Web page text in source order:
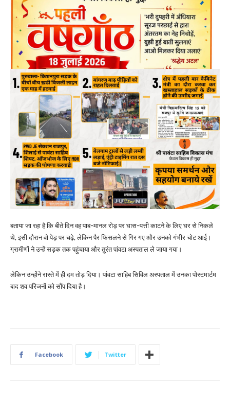
बताया जा रहा है कि बीते दिन वह पाब-मानल रोड़ पर घास-पत्ती काटने के लिए घर से निकले
थे, इसी दौरान वो पेड़ पर चढ़े, लेकिन पैर फिसलने से गिर गए और उनको गंभीर चोट आई।
ग्रामीणों ने उन्हें सड़क तक पहुंचाया और तुरंत पांवटा अस्पताल ले जाया गया।
लेकिन उन्होंने रास्ते में ही दम तोड़ दिया। पांवटा साहिब सिविल अस्पताल में उनका पोस्टमार्टम
बाद शव परिजनों को सौंप दिया है।
Facebook Twitter